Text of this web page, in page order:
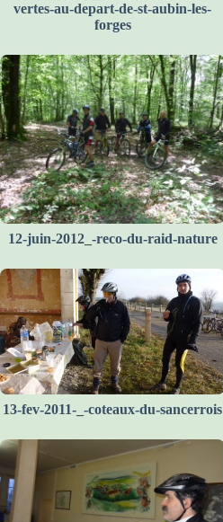
vertes-au-depart-de-st-aubin-les-
forges
12-juin-2012_-reco-du-raid-nature
13-fev-2011-_-coteaux-du-sancerrois